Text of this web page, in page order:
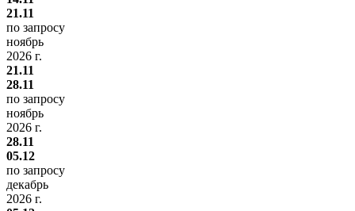
21.11
по запросу
ноябрь
2026 г.
21.11
28.11
по запросу
ноябрь
2026 г.
28.11
05.12
по запросу
декабрь
2026 г.